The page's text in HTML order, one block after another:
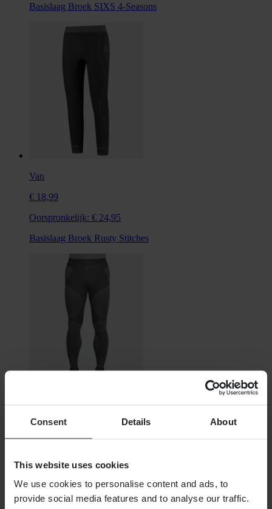
Consent Details About
This website uses cookies
We use cookies to personalise content and ads, to
provide social media features and to analyse our traffic.
Basislaag Broek SIXS 4-Seasons
Van
€ 18,99
Oorspronkelijk: € 24,95
Basislaag Broek Rusty Stitches